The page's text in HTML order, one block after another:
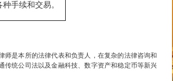
手续和交易。
是本所的法律代表和负责人，在复杂的法律咨询和
传统公司法以及金融科技、数字资产和稳定币等新兴